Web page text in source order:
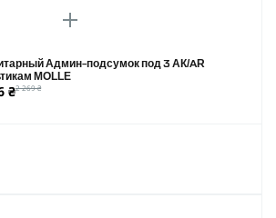
Админ-подсумок под 3 АК/AR
MOLLE
₴2 269 ₴